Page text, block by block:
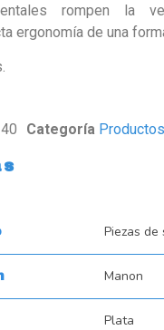
rompen la
ergonomía de una
Categoría Productos
Piezas de
Manon
Plata